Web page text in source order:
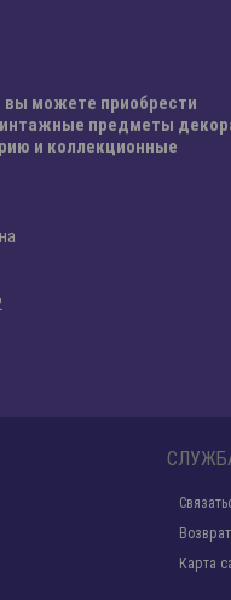
вы можете приобрести
предметы
и коллекционные
Карта